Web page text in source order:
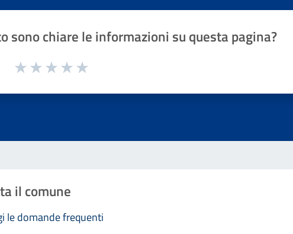
sono chiare le informazioni su questa pagina?
1 a 5 stelle la pagina
il comune
le domande frequenti